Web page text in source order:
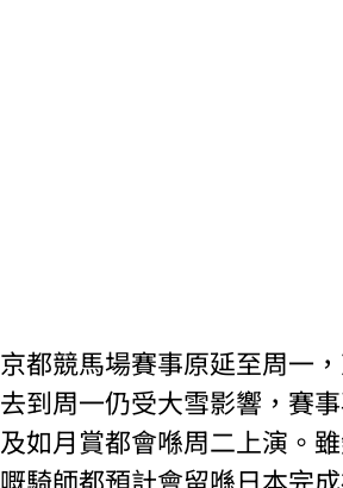
京都競馬場賽事原延至周一
去到周一仍受大雪影響，賽
及如月賞都會喺周二上演。
嘅騎師都預計會留喺日本完